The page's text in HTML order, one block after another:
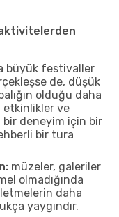
büyük festivaller
de, düşük
olduğu daha
etkinlikler ve
bir deneyim için bir
bir tura
müzeler, galeriler
olmadığında
daha
yaygındır.